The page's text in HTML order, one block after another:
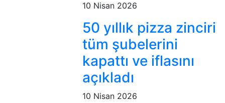
10 Nisan 2026
50 yıllık pizza zinciri
tüm şubelerini
kapattı ve iflasını
açıkladı
10 Nisan 2026